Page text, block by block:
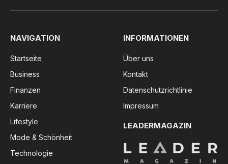
NAVIGATION
Startseite
Business
Finanzen
Karriere
Lifestyle
Mode & Schönheit
Technologie
INFORMATIONEN
Über uns
Kontakt
Datenschutzrichtlinie
Impressum
LEADERMAGAZIN